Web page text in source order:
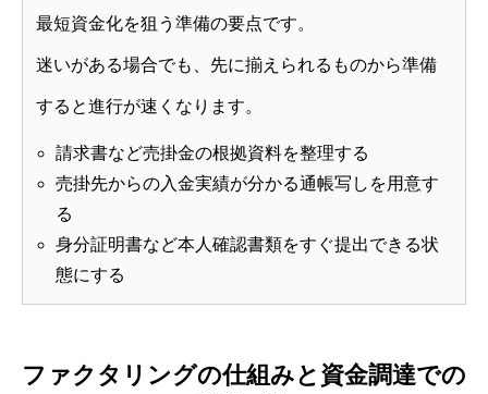
最短資金化を狙う準備の要点です。
迷いがある場合でも、先に揃えられるものから準備
すると進行が速くなります。
請求書など売掛金の根拠資料を整理する
売掛先からの入金実績が分かる通帳写しを用意す
る
身分証明書など本人確認書類をすぐ提出できる状
態にする
ファクタリングの仕組みと資金調達での